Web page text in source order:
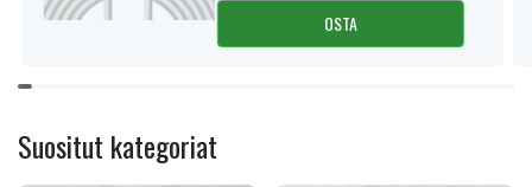
OSTA
of
11
Suositut kategoriat